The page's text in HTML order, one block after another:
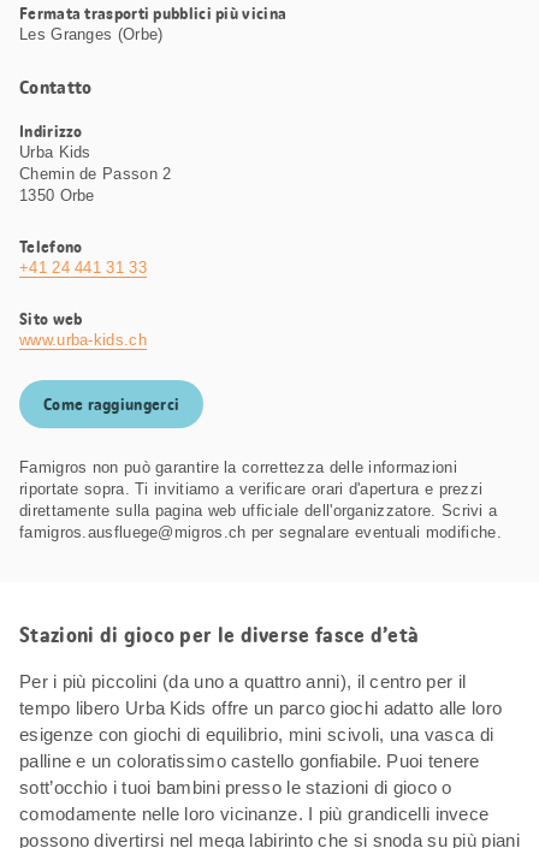
Fermata trasporti pubblici più vicina
Les Granges (Orbe)
Contatto
Indirizzo
Urba Kids
Chemin de Passon 2
1350 Orbe
Telefono
+41 24 441 31 33
Sito web
www.urba-kids.ch
Come raggiungerci
Famigros non può garantire la correttezza delle informazioni
riportate sopra. Ti invitiamo a verificare orari d'apertura e prezzi
direttamente sulla pagina web ufficiale dell'organizzatore. Scrivi a
famigros.ausfluege@migros.ch per segnalare eventuali modifiche.
Stazioni di gioco per le diverse fasce d’età
Per i più piccolini (da uno a quattro anni), il centro per il
tempo libero Urba Kids offre un parco giochi adatto alle loro
esigenze con giochi di equilibrio, mini scivoli, una vasca di
palline e un coloratissimo castello gonfiabile. Puoi tenere
sott’occhio i tuoi bambini presso le stazioni di gioco o
comodamente nelle loro vicinanze. I più grandicelli invece
possono divertirsi nel mega labirinto che si snoda su più piani